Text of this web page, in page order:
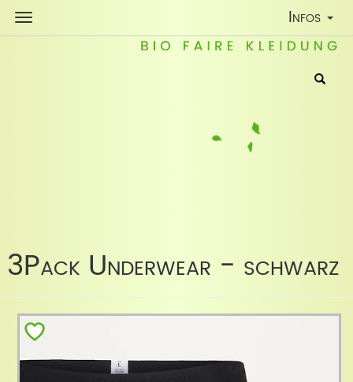
Toggle
Infos
3Pack Underwear - schwarz